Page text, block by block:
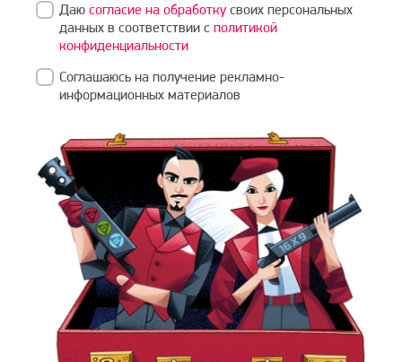
Даю согласие на обработкусвоих персональных
данных в соответствии с политикой
конфиденциальности
Соглашаюсь на получение рекламно-
информационных материалов